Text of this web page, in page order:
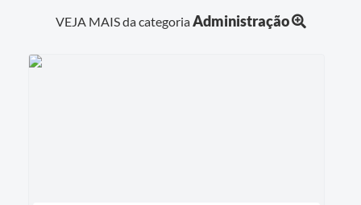
VEJA MAIS da categoriaAdministração